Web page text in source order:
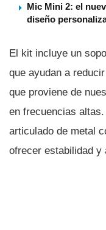
Mic Mini 2: el
diseño
El kit incluye un
que ayudan a
que proviene de
en frecuencias
articulado de metal
ofrecer estabilidad y